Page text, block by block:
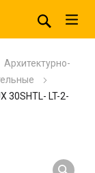
Архитектурно-
30SHTL- LT-2-